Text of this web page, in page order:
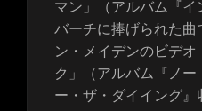
マン」（アルバム『
バーチに捧げられた曲
ン・メイデンのビデ
ク」（アルバム『ノー
ー・ザ・ダイイング